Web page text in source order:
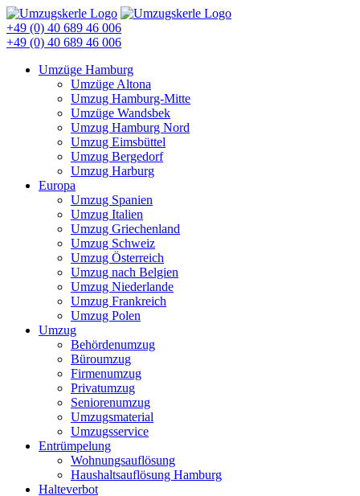
+49 (0) 40 689 46 006
+49 (0) 40 689 46 006
Umzüge Hamburg
Umzüge Altona
Umzug Hamburg-Mitte
Umzüge Wandsbek
Umzug Hamburg Nord
Umzug Eimsbüttel
Umzug Bergedorf
Umzug Harburg
Europa
Umzug Spanien
Umzug Italien
Umzug Griechenland
Umzug Schweiz
Umzug Österreich
Umzug nach Belgien
Umzug Niederlande
Umzug Frankreich
Umzug Polen
Umzug
Behördenumzug
Büroumzug
Firmenumzug
Privatumzug
Seniorenumzug
Umzugsmaterial
Umzugsservice
Entrümpelung
Wohnungsauflösung
Haushaltsauflösung Hamburg
Halteverbot